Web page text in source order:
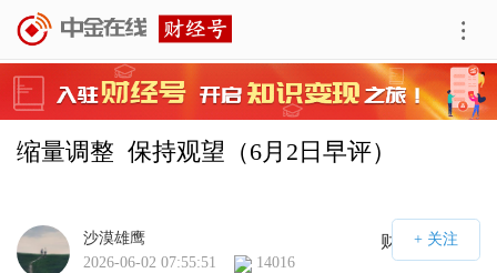
缩量调整  保持观望（6月2日早评）
财经号APP
沙漠雄鹰
2026-06-02 07:55:51
14016